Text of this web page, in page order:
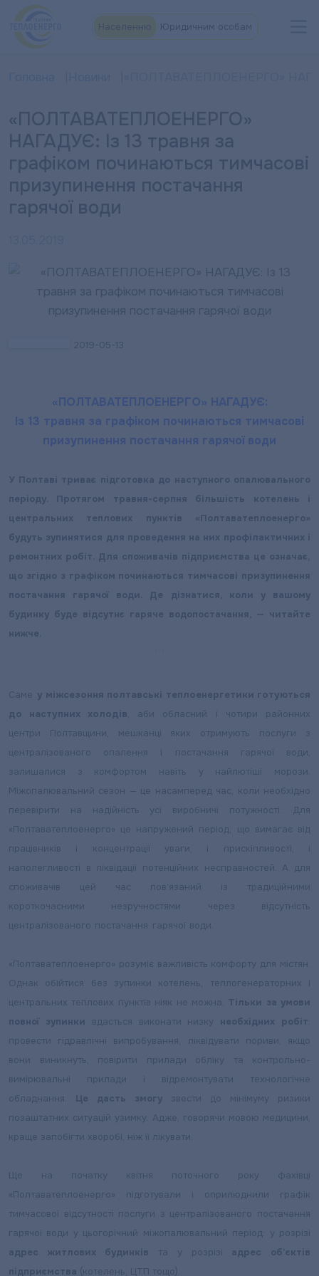
Юридичним особам
«ПОЛТАВАТЕПЛОЕНЕРГО»
НАГАДУЄ: Із 13 травня за
графіком починаються тимчасові
призупинення постачання
гарячої води
2019-05-13
«ПОЛТАВАТЕПЛОЕНЕРГО» НАГАДУЄ:
Із 13 травня за графіком починаються тимчасові
призупинення постачання гарячої води
У Полтаві триває підготовка до наступного опалювального
періоду. Протягом травня-серпня більшість котелень і
центральних теплових пунктів «Полтаватеплоенерго»
будуть зупинятися для проведення на них профілактичних і
ремонтних робіт. Для споживачів підприємства це означає,
що згідно з графіком починаються тимчасові призупинення
постачання гарячої води. Де дізнатися, коли у вашому
будинку буде відсутнє гаряче водопостачання, — читайте
нижче.
Саме у міжсезоння полтавські теплоенергетики готуються
до наступних холодів , аби обласний і чотири районних
центри Полтавщини, мешканці яких отримують послуги з
централізованого опалення і постачання гарячої води,
залишалися з комфортом навіть у найлютіші морози.
Міжопалювальний сезон — це насамперед час, коли необхідно
перевірити на надійність усі виробничі потужності. Для
«Полтаватеплоенерго» це напружений період, що вимагає від
працівників і концентрації уваги, і прискіпливості, і
наполегливості в ліквідації потенційних несправностей. А для
споживачів цей час пов’язаний із традиційними
короткочасними незручностями через відсутність
централізованого постачання гарячої води.
«Полтаватеплоенерго» розуміє важливість комфорту для містян.
Однак обійтися без зупинки котелень, теплогенераторних і
центральних теплових пунктів ніяк не можна. Тільки за умови
повної зупинки
вдасться виконати низку необхідних робіт
провести гідравлічні випробування, ліквідувати пориви, якщо
вони виникнуть, повірити прилади обліку та контрольно-
вимірювальні прилади і відремонтувати технологічне
обладнання. Це дасть змогу звести до мінімуму ризики
позаштатних ситуацій узимку. Адже, говорячи мовою медицини,
краще запобігти хворобі, ніж її лікувати.
Ще на початку квітня поточного року фахівці
«Полтаватеплоенерго» підготували і оприлюднили графік
тимчасової відсутності послуги з централізованого постачання
гарячої води у цьогорічний міжопалювальний період: у розрізі
адрес житлових будинків
та у розрізі адрес об’єктів
підприємства (котелень, ЦТП тощо).